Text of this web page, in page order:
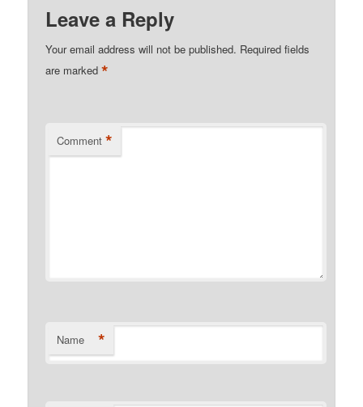
Leave a Reply
Your email address will not be published. Required fields
are marked*
Comment *
Name *